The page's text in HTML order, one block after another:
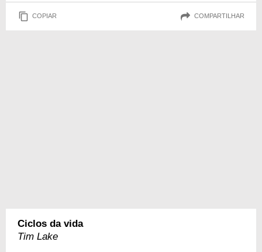
COPIAR COMPARTILHAR
Ciclos da vida
Tim Lake